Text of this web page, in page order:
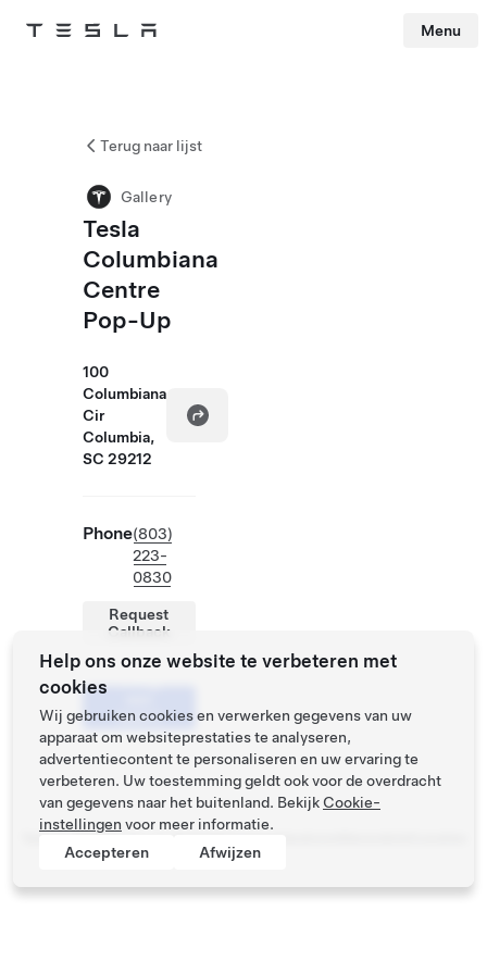
Tesla Menu
Terug naar lijst
Gallery
Tesla
Columbiana
Centre
Pop-Up
100
Columbiana
Cir
Columbia,
SC 29212
Phone(803)
223-
0830
Request
Callback
testrit
aan
Help ons onze website te verbeteren met
cookies
Wij gebruiken cookies en verwerken gegevens van uw
apparaat om websiteprestaties te analyseren,
advertentiecontent te personaliseren en uw ervaring te
verbeteren. Uw toestemming geldt ook voor de overdracht
van gegevens naar het buitenland. Bekijk Cookie-
instellingen voor meer informatie.
Accepteren
Afwijzen